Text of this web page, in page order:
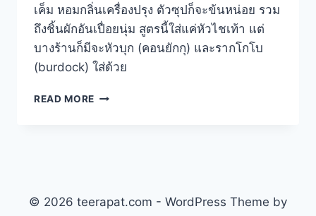
เค็ม หอมกลิ่นเครื่องปรุง ตัวซุปก็จะข้นหน่อย รวม
ถึงชิ้นผักอันเปื่อยนุ่ม สูตรนี้ใส่แค่หัวไชเท้า แต่
บางร้านก็มีจะหัวบุก (คอนยักกุ) และรากโกโบ
(burdock) ใส่ด้วย
READ MORE เอ็น
NIKOMI
© 2026 teerapat.com - WordPress Theme by